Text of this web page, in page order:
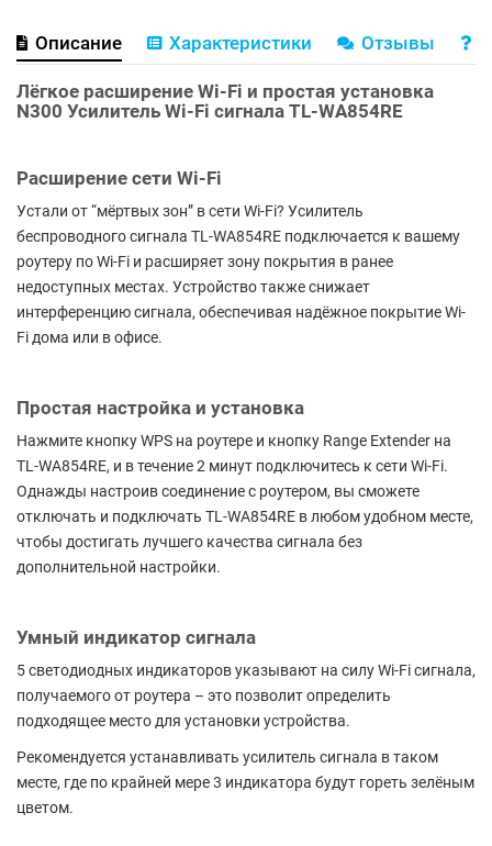
Описание Характеристики Отзывы
Лёгкое расширение Wi-Fi и простая установка
N300 Усилитель Wi-Fi сигнала TL-WA854RE
Расширение сети Wi-Fi
Устали от “мёртвых зон” в сети Wi-Fi? Усилитель
беспроводного сигнала TL-WA854RE подключается к вашему
роутеру по Wi-Fi и расширяет зону покрытия в ранее
недоступных местах. Устройство также снижает
интерференцию сигнала, обеспечивая надёжное покрытие Wi-
Fi дома или в офисе.
Простая настройка и установка
Нажмите кнопку WPS на роутере и кнопку Range Extender на
TL-WA854RE, и в течение 2 минут подключитесь к сети Wi-Fi.
Однажды настроив соединение с роутером, вы сможете
отключать и подключать TL-WA854RE в любом удобном месте,
чтобы достигать лучшего качества сигнала без
дополнительной настройки.
Умный индикатор сигнала
5 светодиодных индикаторов указывают на силу Wi-Fi сигнала,
получаемого от роутера – это позволит определить
подходящее место для установки устройства.
Рекомендуется устанавливать усилитель сигнала в таком
месте, где по крайней мере 3 индикатора будут гореть зелёным
цветом.